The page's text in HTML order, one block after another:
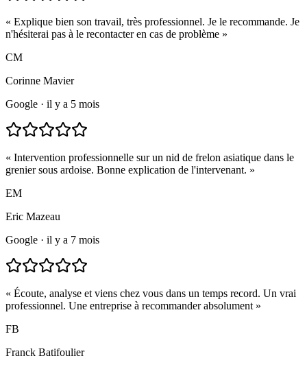
« Explique bien son travail, très professionnel. Je le recommande. Je
n'hésiterai pas à le recontacter en cas de problème »
CM
Corinne Mavier
Google · il y a 5 mois
« Intervention professionnelle sur un nid de frelon asiatique dans le
grenier sous ardoise. Bonne explication de l'intervenant. »
EM
Eric Mazeau
Google · il y a 7 mois
« Écoute, analyse et viens chez vous dans un temps record. Un vrai
professionnel. Une entreprise à recommander absolument »
FB
Franck Batifoulier